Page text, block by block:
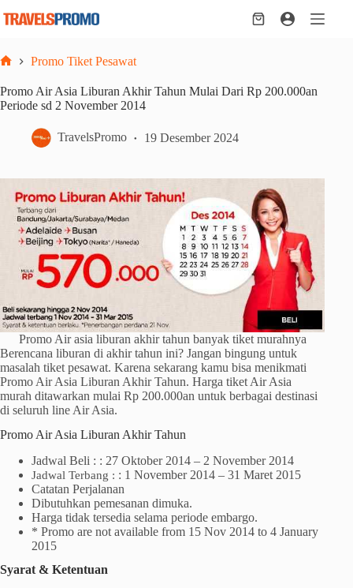
Shopping
Promo Tiket Pesawat
Promo Air Asia Liburan Akhir Tahun Mulai Dari Rp 200.000an
Periode sd 2 November 2014
TravelsPromo 19 Desember 2024
Promo Air asia liburan akhir tahun banyak tiket murahnya
Berencana liburan di akhir tahun ini? Jangan bingung untuk
masalah tiket pesawat. Karena sekarang kamu bisa menikmati
Promo Air Asia Liburan Akhir Tahun. Harga tiket Air Asia
murah ditawarkan mulai Rp 200.000an untuk berbagai destinasi
di seluruh line Air Asia.
Promo Air Asia Liburan Akhir Tahun
Jadwal Beli : : 27 Oktober 2014 – 2 November 2014
Jadwal Terbang : : 1 November 2014 – 31 Maret 2015
Catatan Perjalanan
Dibutuhkan pemesanan dimuka.
Harga tidak tersedia selama periode embargo.
* Promo are not available from 15 Nov 2014 to 4 January
2015
Syarat & Ketentuan